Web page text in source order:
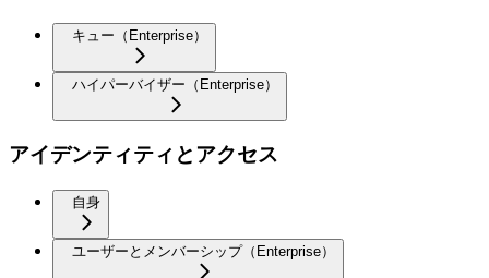
キュー（Enterprise）
ハイパーバイザー（Enterprise）
アイデンティティとアクセス
自身
ユーザーとメンバーシップ（Enterprise）